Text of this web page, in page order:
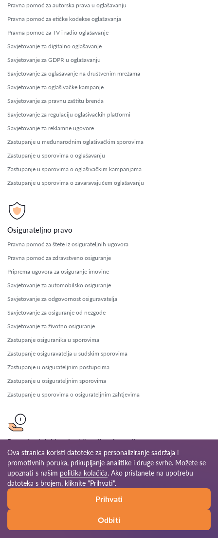
Pravna pomoć za autorska prava u oglašavanju
Pravna pomoć za etičke kodekse oglašavanja
Pravna pomoć za TV i radio oglašavanje
Savjetovanje za digitalno oglašavanje
Savjetovanje za GDPR u oglašavanju
Savjetovanje za oglašavanje na društvenim mrežama
Savjetovanje za oglašivačke kampanje
Savjetovanje za pravnu zaštitu brenda
Savjetovanje za regulaciju oglašivačkih platformi
Savjetovanje za reklamne ugovore
Zastupanje u međunarodnim oglašivačkim sporovima
Zastupanje u sporovima o oglašavanju
Zastupanje u sporovima o oglašivačkim kampanjama
Zastupanje u sporovima o zavaravajućem oglašavanju
Osigurateljno pravo
Pravna pomoć za štete iz osigurateljnih ugovora
Pravna pomoć za zdravstveno osiguranje
Priprema ugovora za osiguranje imovine
Savjetovanje za automobilsko osiguranje
Savjetovanje za odgovornost osiguravatelja
Savjetovanje za osiguranje od nezgode
Savjetovanje za životno osiguranje
Zastupanje osiguranika u sporovima
Zastupanje osiguravatelja u sudskim sporovima
Zastupanje u osigurateljnim postupcima
Zastupanje u osigurateljnim sporovima
Zastupanje u sporovima o osigurateljnim zahtjevima
Pomoć pri dobivanju državnih subvencija
Pravna pomoć za EU fondove
Pravna pomoć za industrijske subvencije
Pravna pomoć za subvencije u poljoprivredi
Savjetovanje za financijske poticaje
Savjetovanje za korištenje subvencija
Ova stranica koristi datoteke za personaliziranje sadržaja i
promotivnih poruka, prikupljanje analitike i druge svrhe. Možete se
upoznati s našim politika kolačića. Ako pristanete na upotrebu
datoteka s brojem, kliknite "Prihvati".
Prihvati
Odbiti